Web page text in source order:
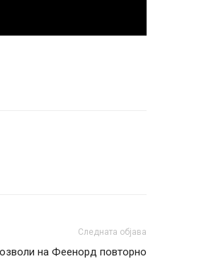
Следната објава
на Феенорд повторно